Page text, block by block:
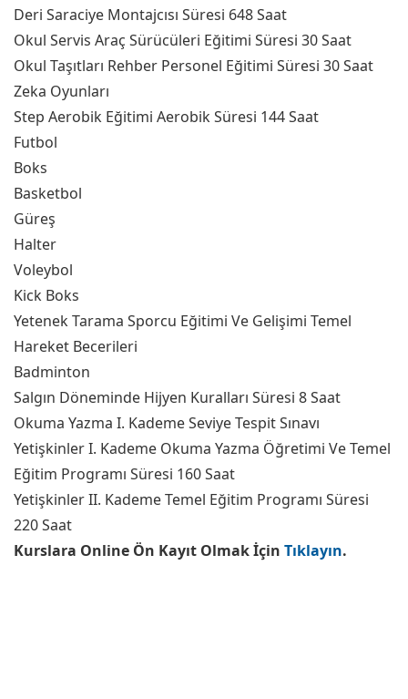
Deri Saraciye Montajcısı Süresi 648 Saat
Okul Servis Araç Sürücüleri Eğitimi Süresi 30 Saat
Okul Taşıtları Rehber Personel Eğitimi Süresi 30 Saat
Zeka Oyunları
Step Aerobik Eğitimi Aerobik Süresi 144 Saat
Futbol
Boks
Basketbol
Güreş
Halter
Voleybol
Kick Boks
Yetenek Tarama Sporcu Eğitimi Ve Gelişimi Temel
Hareket Becerileri
Badminton
Salgın Döneminde Hijyen Kuralları Süresi 8 Saat
Okuma Yazma I. Kademe Seviye Tespit Sınavı
Yetişkinler I. Kademe Okuma Yazma Öğretimi Ve Temel
Eğitim Programı Süresi 160 Saat
Yetişkinler II. Kademe Temel Eğitim Programı Süresi
220 Saat
Kurslara Online Ön Kayıt Olmak İçin Tıklayın.